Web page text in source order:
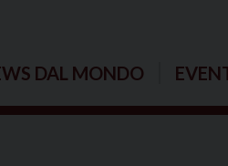
DAL MONDO